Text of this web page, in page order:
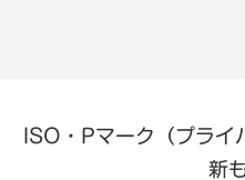
ISO・Pマーク（プライ
新